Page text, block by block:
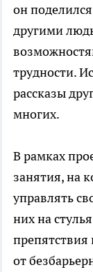
он
другими
трудности.
рассказы
многих.
В рамках
занятия, на
управлять
них на
препятствия
от